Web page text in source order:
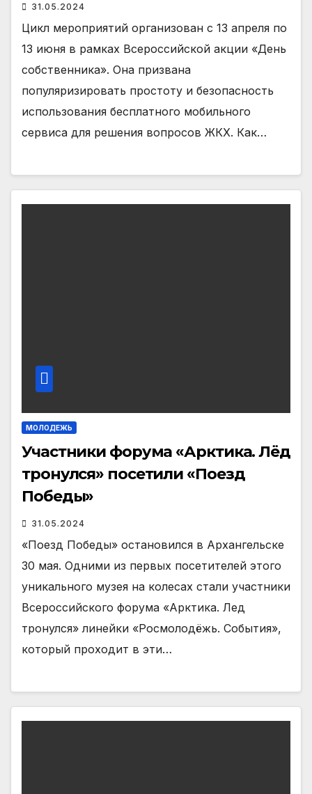
31.05.2024
Цикл мероприятий организован с 13 апреля по
13 июня в рамках Всероссийской акции «День
собственника». Она призвана
популяризировать простоту и безопасность
использования бесплатного мобильного
сервиса для решения вопросов ЖКХ. Как…
МОЛОДЕЖЬ
Участники форума «Арктика. Лёд
тронулся» посетили «Поезд
Победы»
31.05.2024
«Поезд Победы» остановился в Архангельске
30 мая. Одними из первых посетителей этого
уникального музея на колесах стали участники
Всероссийского форума «Арктика. Лед
тронулся» линейки «Росмолодёжь. События»,
который проходит в эти…